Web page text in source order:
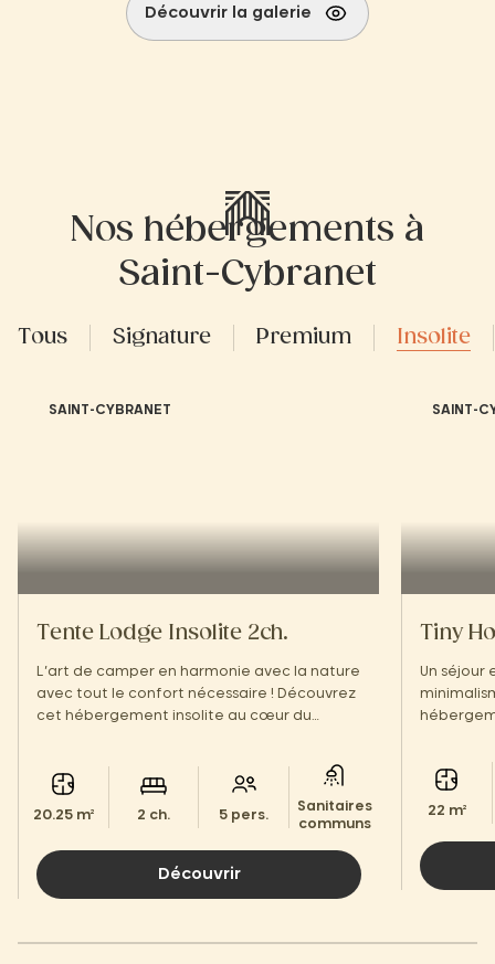
Découvrir la galerie
Nos hébergements à
Saint-Cybranet
Tous Signature Premium Insolite
SAINT-CYBRANET
Tente Lodge Insolite 2ch.
L’art de camper en harmonie avec la nature
avec tout le confort nécessaire ! Découvrez
cet hébergement insolite au cœur du
20.25 m² 2 ch. 5 pers.
Sanitaires
communs
Découvrir
SAINT-
Tiny
Un séjour
22 m²